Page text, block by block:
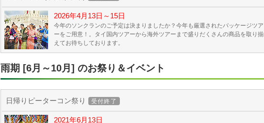
2026年4月13日～15日
今年のソンクランのご予定は決まりましたか？今年も厳選されたパッケージツア
ーをご用意！。タイ国内ツアーから海外ツアーまで盛りだくさんの商品を取り揃
えてお待ちしております。
雨期 [6月～10月] のお祭り＆イベント
日帰りピーターコン祭り 受付終了
2021年6月13日